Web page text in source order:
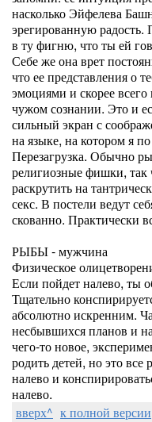
насколько Эйфелева
эрегированную радость.
в ту фигню, что ты ей
Себе же она врет
что ее представления о
эмоциями и скорее
чужом сознании. Это и
сильный экран с
на языке, на котором я
Перезагрузка. Обычно
религиозные фишки,
раскрутить на
секс. В постели ведут
скованно. Практически
РЫБЫ - мужчина
Физическое
Если пойдет налево, ты
Тщательно
абсолютно искренним.
несбывшихся планов и
чего-то новое,
родить детей, но это все
налево и
налево.
вверх^ к полной версии